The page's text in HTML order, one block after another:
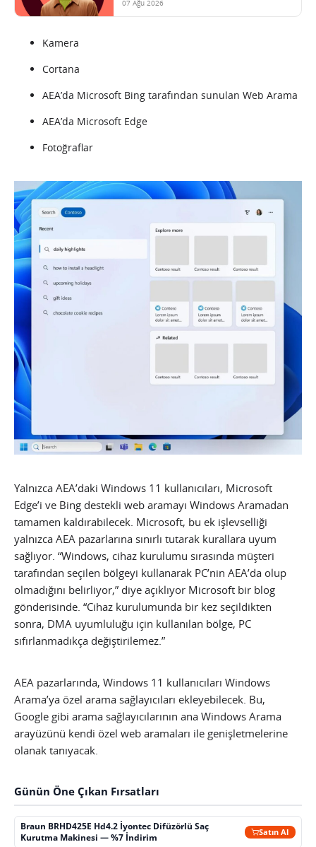
07 Ağu 2026
Kamera
Cortana
AEA’da Microsoft Bing tarafından sunulan Web Arama
AEA’da Microsoft Edge
Fotoğraflar
Yalnızca AEA’daki Windows 11 kullanıcıları, Microsoft
Edge’i ve Bing destekli web aramayı Windows Aramadan
tamamen kaldırabilecek. Microsoft, bu ek işlevselliği
yalnızca AEA pazarlarına sınırlı tutarak kurallara uyum
sağlıyor. “Windows, cihaz kurulumu sırasında müşteri
tarafından seçilen bölgeyi kullanarak PC’nin AEA’da olup
olmadığını belirliyor,” diye açıklıyor Microsoft bir blog
gönderisinde. “Cihaz kurulumunda bir kez seçildikten
sonra, DMA uyumluluğu için kullanılan bölge, PC
sıfırlanmadıkça değiştirilemez.”
AEA pazarlarında, Windows 11 kullanıcıları Windows
Arama’ya özel arama sağlayıcıları ekleyebilecek. Bu,
Google gibi arama sağlayıcılarının ana Windows Arama
arayüzünü kendi özel web aramaları ile genişletmelerine
olanak tanıyacak.
Günün Öne Çıkan Fırsatları
Braun BRHD425E Hd4.2 İyontec Difüzörlü Saç
Kurutma Makinesi — %7 İndirim
Satın Al